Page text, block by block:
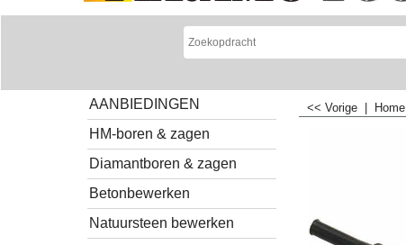
AANBIEDINGEN
HM-boren & zagen
Diamantboren & zagen
Betonbewerken
Natuursteen bewerken
<< Vorige Home